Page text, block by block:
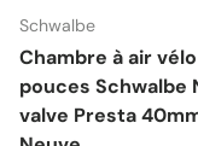
Schwalbe
Chambre à air
pouces Schwalbe
valve Presta